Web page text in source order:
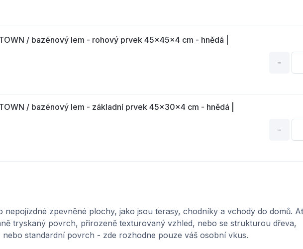
/ bazénový lem - rohový prvek 45x45x4 cm - hnědá |
−
/ bazénový lem - základní prvek 45x30x4 cm - hnědá |
−
nepojízdné zpevněné plochy, jako jsou terasy, chodníky a vchody do domů.
tryskaný povrch, přirozeně texturovaný vzhled, nebo se strukturou dřeva,
standardní povrch - zde rozhodne pouze váš osobní vkus.